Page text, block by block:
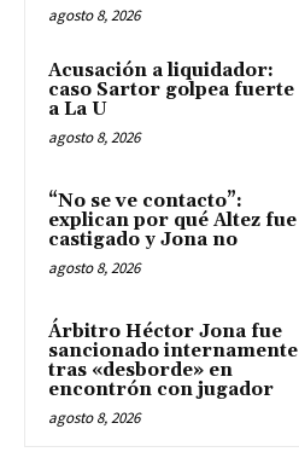
agosto 8, 2026
Acusación a liquidador:
caso Sartor golpea fuerte
a La U
agosto 8, 2026
“No se ve contacto”:
explican por qué Altez fue
castigado y Jona no
agosto 8, 2026
Árbitro Héctor Jona fue
sancionado internamente
tras «desborde» en
encontrón con jugador
agosto 8, 2026